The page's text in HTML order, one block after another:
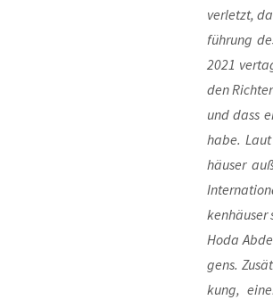
ver­letzt,
füh­rung
2021
den
und dass
habe.
häu­ser
ken­häu­ser
Hoda
gens.
kung,